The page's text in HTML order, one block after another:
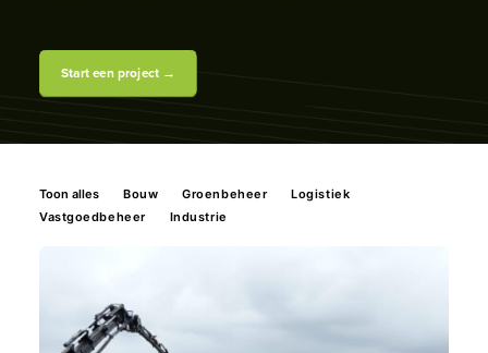
Start een project →
Toon alles Bouw Groenbeheer
Logistiek
Vastgoedbeheer
Industrie